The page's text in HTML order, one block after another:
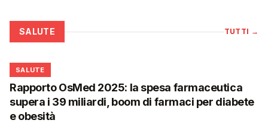
SALUTE TUTTI →
❤️
SALUTE
Rapporto OsMed 2025: la spesa farmaceutica
supera i 39 miliardi, boom di farmaci per diabete
e obesità